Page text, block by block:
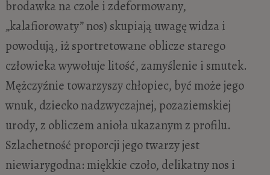
brodawka na czole i zdeformowany,
„kalafiorowaty” nos) skupiają uwagę widza i
powodują, iż sportretowane oblicze starego
człowieka wywołuje litość, zamyślenie i smutek.
Mężczyźnie towarzyszy chłopiec, być może jego
wnuk, dziecko nadzwyczajnej, pozaziemskiej
urody, z obliczem anioła ukazanym z profilu.
Szlachetność proporcji jego twarzy jest
niewiarygodna: miękkie czoło, delikatny nos i